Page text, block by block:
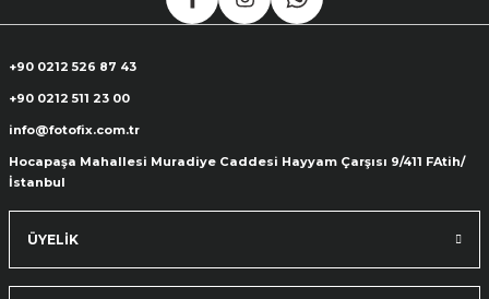
+90 0212 526 87 43
+90 0212 511 23 00
info@fotofix.com.tr
Hocapaşa Mahallesi Muradiye Caddesi Hayyam Çarşısı 9/411 FAtih/
İstanbul
ÜYELİK